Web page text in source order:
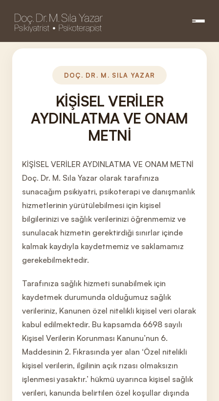
DOÇ. DR. M. SILA YAZAR
KİŞİSEL VERİLER
AYDINLATMA VE ONAM
METNİ
KİŞİSEL VERİLER AYDINLATMA VE ONAM METNİ
Doç. Dr. M. Sıla Yazar olarak tarafınıza
sunacağım psikiyatri, psikoterapi ve danışmanlık
hizmetlerinin yürütülebilmesi için kişisel
bilgilerinizi ve sağlık verilerinizi öğrenmemiz ve
sunulacak hizmetin gerektirdiği sınırlar içinde
kalmak kaydıyla kaydetmemiz ve saklamamız
gerekebilmektedir.
Tarafınıza sağlık hizmeti sunabilmek için
kaydetmek durumunda olduğumuz sağlık
verileriniz, Kanunen özel nitelikli kişisel veri olarak
kabul edilmektedir. Bu kapsamda 6698 sayılı
Kişisel Verilerin Korunması Kanunu’nun 6.
Maddesinin 2. Fıkrasında yer alan ‘Özel nitelikli
kişisel verilerin, ilgilinin açık rızası olmaksızın
işlenmesi yasaktır.’ hükmü uyarınca kişisel sağlık
verileri, kanunda belirtilen özel koşullar dışında